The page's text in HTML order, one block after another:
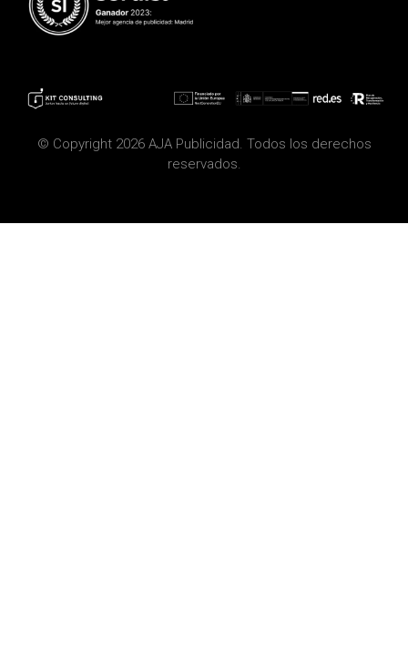
© Copyright 2026 AJA Publicidad. Todos los derechos
reservados.